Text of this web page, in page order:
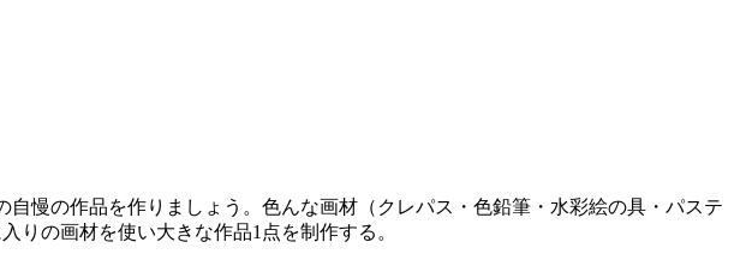
慢の作品を作りましょう。色んな画材（クレパス・色鉛筆・水彩絵の具・パステ
りの画材を使い大きな作品1点を制作する。